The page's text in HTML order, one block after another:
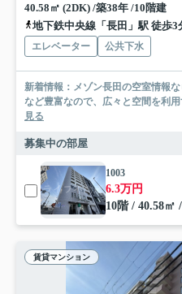
40.58㎡ (2DK) /築38年 /10階建
地下鉄中央線「長田」駅 徒歩3
エレベーター 公共下水
新着情報：メゾン長田の空室情報
など豊富なので、広々と空間を利
見る
募集中の部屋
1003
6.3万円
10階 / 40.58㎡
賃貸マンション